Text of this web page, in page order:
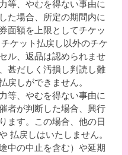
等、やむを得ない事由に
た場合、所定の期間内に
面額を上限としてチケッ
ケット払戻し以外のチケ
ル、返品は認められませ
甚だしく汚損し判読し難
戻しができません。
等、やむを得ない事由に
者が判断した場合、興行
ます。この場合、他の日
払戻しはいたしません。
中の中止を含む）や延期